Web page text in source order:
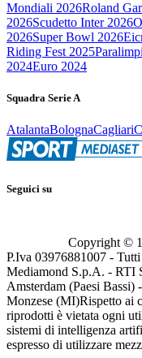
Mondiali 2026Roland
2026Scudetto Inter 2026
2026Super Bowl 2026
Riding Fest 2025
2024Euro 2024
Squadra Serie A
AtalantaBolognaCagliari
Seguici su
Copyright ©
P.Iva 03976881007 -
Mediamond S.p.A. - RTI
Amsterdam (Paesi
Monzese (MI)Rispetto ai
riprodotti è vietata ogni
sistemi di intelligenza
espresso di utilizzare